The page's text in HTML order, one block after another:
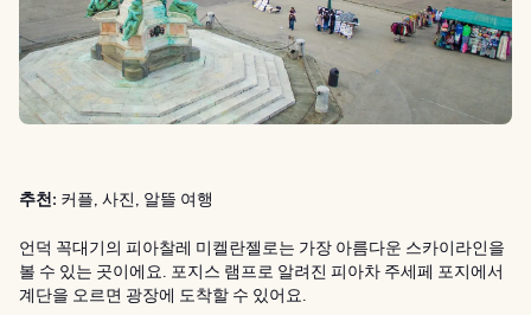
추천: 커플, 사진, 알뜰 여행
언덕 꼭대기의 피아찰레 미켈란젤로는 가장 아름다운 스카이라인을
볼 수 있는 곳이에요. 포지스 램프로 알려진 피아차 주세페 포지에서
계단을 오르면 광장에 도착할 수 있어요.